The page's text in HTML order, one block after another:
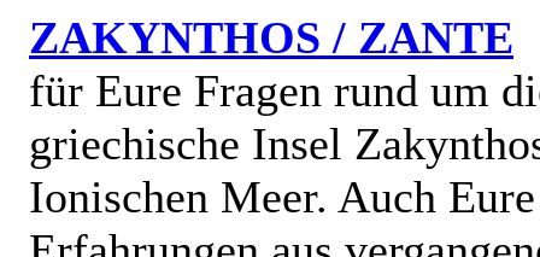
ZAKYNTHOS / ZANTE
für Eure Fragen rund um
griechische Insel
Ionischen Meer. Auch Eure